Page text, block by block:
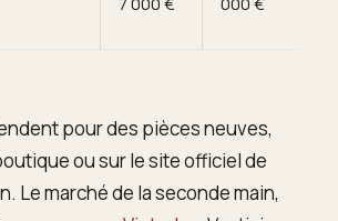
pour des pièces neuves,
ou sur le site officiel de
Le marché de la seconde main,